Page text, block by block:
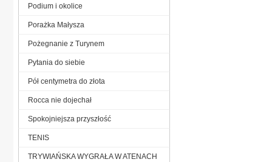
Podium i okolice
Porażka Małysza
Pożegnanie z Turynem
Pytania do siebie
Pół centymetra do złota
Rocca nie dojechał
Spokojniejsza przyszłość
TENIS
TRYWIAŃSKA WYGRAŁA W ATENACH